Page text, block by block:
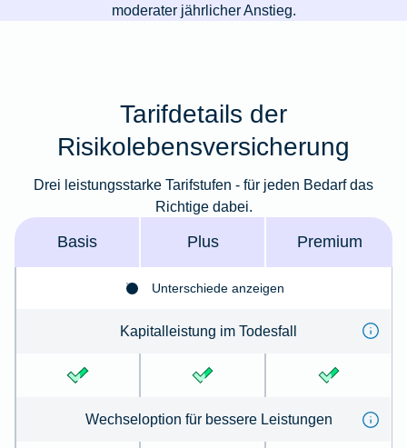
moderater jährlicher Anstieg.
Tarifdetails der
Risikolebensversicherung
Drei leistungsstarke Tarifstufen - für jeden Bedarf das
Richtige dabei.
Basis Plus Premium
Unterschiede anzeigen
Kapitalleistung im Todes­fall
Wechseloption für bessere Leistungen